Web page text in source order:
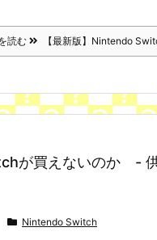
読む 【最新版】Nintendo
が買えないのか -
Nintendo Switch